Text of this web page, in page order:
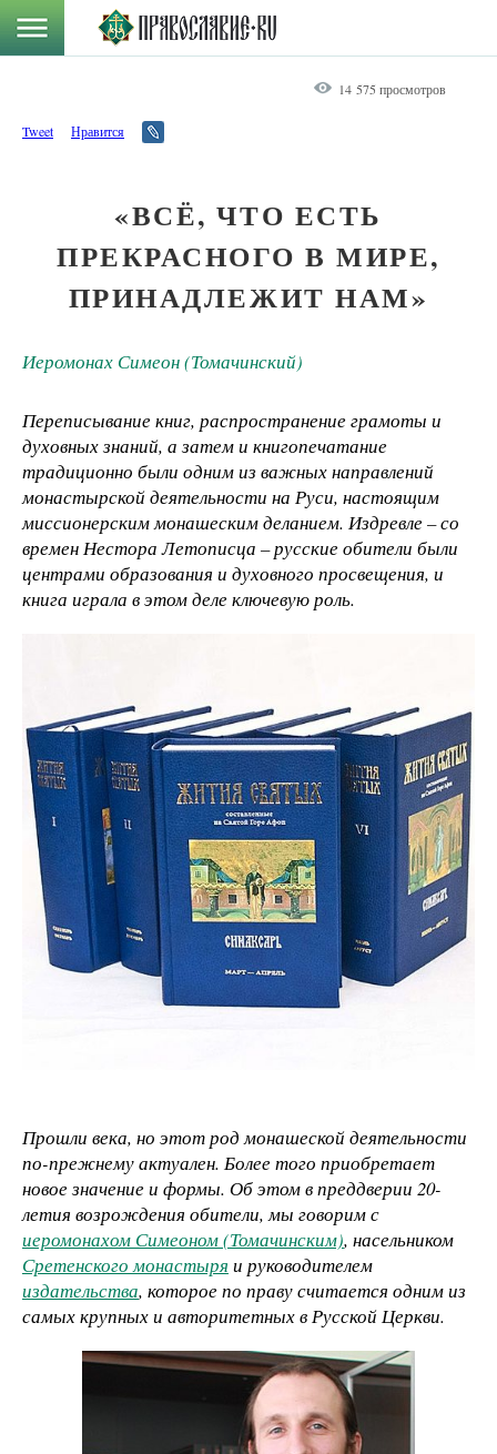
14 575 просмотров
Tweet Нравится
«ВСЁ, ЧТО ЕСТЬ
ПРЕКРАСНОГО В МИРЕ,
ПРИНАДЛЕЖИТ НАМ»
Иеромонах Симеон (Томачинский)
Переписывание книг, распространение грамоты и
духовных знаний, а затем и книгопечатание
традиционно были одним из важных направлений
монастырской деятельности на Руси, настоящим
миссионерским монашеским деланием. Издревле – со
времен Нестора Летописца – русские обители были
центрами образования и духовного просвещения, и
книга играла в этом деле ключевую роль.
Прошли века, но этот род монашеской деятельности
по-прежнему актуален. Более того приобретает
новое значение и формы. Об этом в преддверии 20-
летия возрождения обители, мы говорим с
иеромонахом Симеоном (Томачинским), насельником
Сретенского монастыря и руководителем
издательства, которое по праву считается одним из
самых крупных и авторитетных в Русской Церкви.